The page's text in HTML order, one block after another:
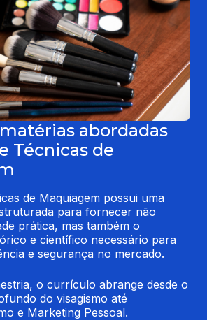
abordadas
Técnicas de
de Maquiagem possui uma
para fornecer não
prática, mas também o
e científico necessário para
e segurança no mercado.
o currículo abrange desde o
do visagismo até
e Marketing Pessoal.